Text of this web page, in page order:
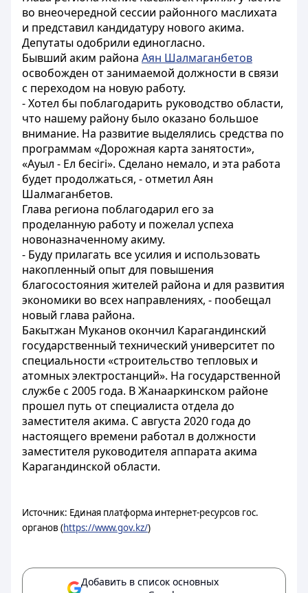
во внеочередной сессии районного маслихата
и представил кандидатуру нового акима.
Депутаты одобрили единогласно.
Бывший аким района Аян Шалмаганбетов
освобожден от занимаемой должности в связи
с переходом на новую работу.
- Хотел бы поблагодарить руководство области,
что нашему району было оказано большое
внимание. На развитие выделялись средства по
программам «Дорожная карта занятости»,
«Ауыл - Ел бесігі». Сделано немало, и эта работа
будет продолжаться, - отметил Аян
Шалмаганбетов.
Глава региона поблагодарил его за
проделанную работу и пожелал успеха
новоназначенному акиму.
- Буду прилагать все усилия и использовать
накопленный опыт для повышения
благосостояния жителей района и для развития
экономики во всех направлениях, - пообещал
новый глава района.
Бакытжан Муканов окончил Карагандинский
государственный технический университет по
специальности «строительство тепловых и
атомных электростанций». На государственной
службе с 2005 года. В Жанааркинском районе
прошел путь от специалиста отдела до
заместителя акима. С августа 2020 года до
настоящего времени работал в должности
заместителя руководителя аппарата акима
Карагандинской области.
Источник: Единая платформа интернет-ресурсов гос.
органов (https://www.gov.kz/)
Добавить в список основных